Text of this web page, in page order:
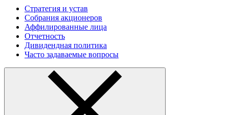
Стратегия и устав
Собрания акционеров
Аффилированные лица
Отчетность
Дивидендная политика
Часто задаваемые вопросы